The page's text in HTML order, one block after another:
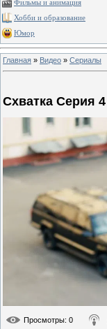
Фильмы и анимация
Хобби и образование
Юмор
Главная » Видео » Сериалы
Схватка Серия 4
Просмотры: 0